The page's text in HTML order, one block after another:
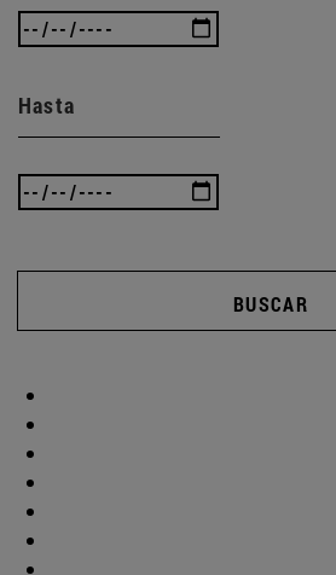
Hasta
BUSCAR